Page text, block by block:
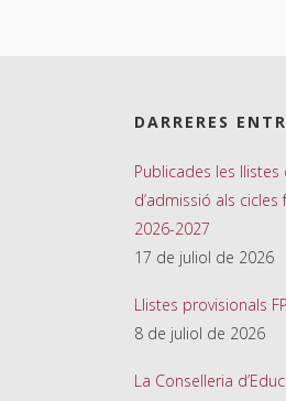
DARRERES
Publicades les llistes
d’admissió als cicles
2026-2027
17 de juliol de 2026
Llistes provisionals
8 de juliol de 2026
La Conselleria